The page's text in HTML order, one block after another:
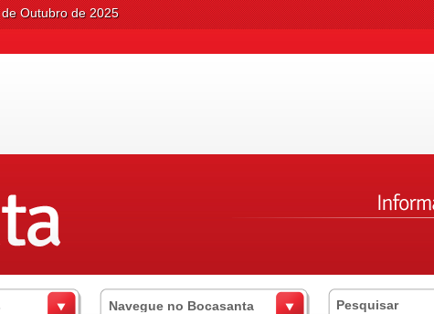
Outubro de 2025
Navegue no Bocasanta